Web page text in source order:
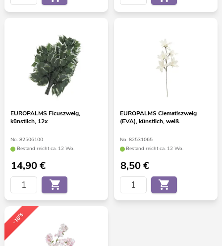
EUROPALMS Ficuszweig,
künstlich, 12x
No. 82506100
Bestand reicht ca. 12 Wo.
14,90€
EUROPALMS Clematiszweig
(EVA), künstlich, weiß
No. 82531065
Bestand reicht ca. 12 Wo.
8,50€
-16%